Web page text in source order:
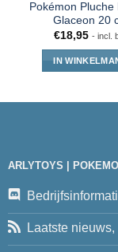
Pokémon Pluche
Glaceon 20
€18,95 - incl.
IN
ARLYTOYS |
Laatste